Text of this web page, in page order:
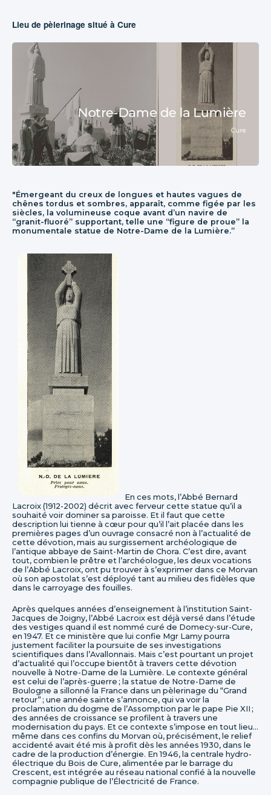
Lieu de pèlerinage situé à Cure
"Émergeant du creux de longues et hautes vagues de
chênes tordus et sombres, apparaît, comme figée par les
siècles, la volumineuse coque avant d’un navire de
“granit-fluoré” supportant, telle une “figure de proue” la
monumentale statue de Notre-Dame de la Lumière.”
En ces mots, l’Abbé Bernard
Lacroix (1912-2002) décrit avec ferveur cette statue qu’il a
souhaité voir dominer sa paroisse. Et il faut que cette
description lui tienne à cœur pour qu’il l’ait placée dans les
premières pages d’un ouvrage consacré non à l’actualité de
cette dévotion, mais au surgissement archéologique de
l’antique abbaye de Saint-Martin de Chora. C’est dire, avant
tout, combien le prêtre et l’archéologue, les deux vocations
de l’Abbé Lacroix, ont pu trouver à s’exprimer dans ce Morvan
où son apostolat s’est déployé tant au milieu des fidèles que
dans le carroyage des fouilles.
Après quelques années d’enseignement à l’institution Saint-
Jacques de Joigny, l’Abbé Lacroix est déjà versé dans l’étude
des vestiges quand il est nommé curé de Domecy-sur-Cure,
en 1947. Et ce ministère que lui confie Mgr Lamy pourra
justement faciliter la poursuite de ses investigations
scientifiques dans l’Avallonnais. Mais c’est pourtant un projet
d’actualité qui l’occupe bientôt à travers cette dévotion
nouvelle à Notre-Dame de la Lumière. Le contexte général
est celui de l’après-guerre ; la statue de Notre-Dame de
Boulogne a sillonné la France dans un pèlerinage du “Grand
retour” ; une année sainte s’annonce, qui va voir la
proclamation du dogme de l’Assomption par le pape Pie XII ;
des années de croissance se profilent à travers une
modernisation du pays. Et ce contexte s’impose en tout lieu…
même dans ces confins du Morvan où, précisément, le relief
accidenté avait été mis à profit dès les années 1930, dans le
cadre de la production d’énergie. En 1946, la centrale hydro-
électrique du Bois de Cure, alimentée par le barrage du
Crescent, est intégrée au réseau national confié à la nouvelle
compagnie publique de l’Électricité de France.